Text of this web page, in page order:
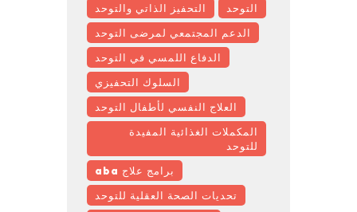
التحفيز الذاتي والتوحد
التوحد
الدعم المجتمعي لمرضى التوحد
الدفاع اللمسي في التوحد
السلوك التحفيزي
العلاج النفسي لأطفال التوحد
المكملات الغذائية المفيدة
للتوحد
برامج علاج aba
تحديات الصحة العقلية للتوحد